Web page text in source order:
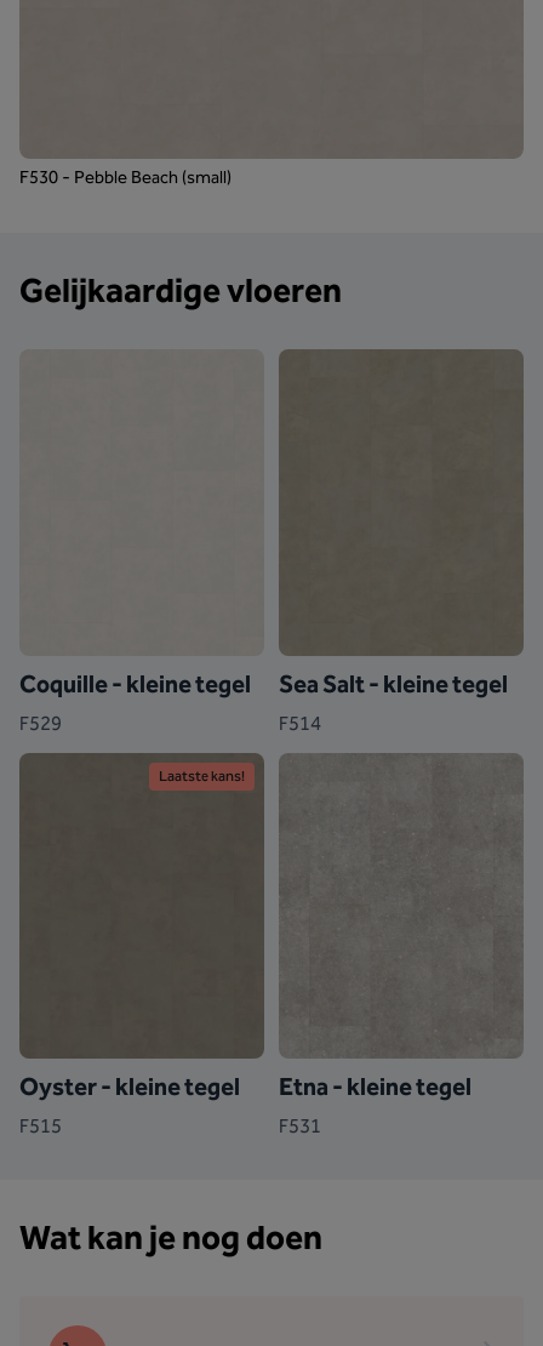
F530 - Pebble Beach (small)
Gelijkaardige vloeren
Coquille - kleine tegel
F529
Sea Salt - kleine tegel
F514
Laatste kans!
Oyster - kleine tegel
F515
Etna - kleine tegel
F531
Wat kan je nog doen